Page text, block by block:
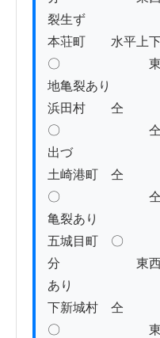
裂生ず
本荘町　　水平
〇　　　　　　　
地亀裂あり
浜田村　　仝　
〇　　　　　　　
出づ
土崎港町　仝　
〇　　　　　　　
亀裂あり
五城目町　〇　　
分　　　　　　東
あり
下新城村　仝　
〇　　　　　　　